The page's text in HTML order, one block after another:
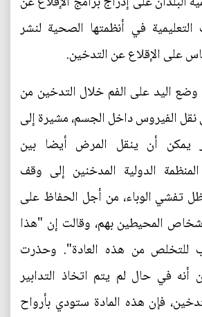
التعليمية في أنظمتها الصحية لنشر
على الإقلاع عن التدخين.
اليد على الفم خلال التدخين من
نقل الفيروس داخل الجسم، مشيرة إلى
يمكن أن ينقل المرض أيضا بين
الدولية المدخنين إلى وقف
تفشي الوباء، من أجل الحفاظ على
المحيطين بهم، وقالت إن "هذا
للتخلص من هذه العادة". وحذرت
أنه في حال لم يتم اتخاذ التدابير
فإن هذه المادة ستودي بأرواح